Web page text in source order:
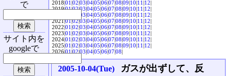
2018|01|02|03|04|05|06|07|08|09|10|11|12|
2019|01|02|03|04|05|06|07|08|09|10|11|12|
03|04|05|06|07|08|09|10|11|12|
2021|01|02|03|04|05|06|07|08|09|10|11|12|
2022|01|02|03|04|05|06|07|08|09|10|11|12|
2023|01|02|03|04|05|06|07|08|09|10|11|12|
2024|01|02|03|04|05|06|07|08|09|10|11|12|
2025|01|02|03|04|05|06|07|08|09|10|11|12|
2026|01|02|03|04|05|06|07|08|
2005-10-04(Tue)
ガスが出ずして、反
で
サイト内を
googleで